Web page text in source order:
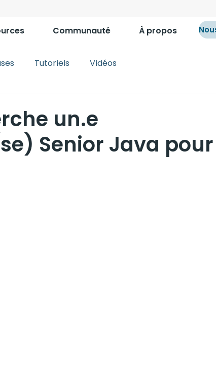
Communauté À propos
Tutoriels Vidéos
un.e
Senior Java pour